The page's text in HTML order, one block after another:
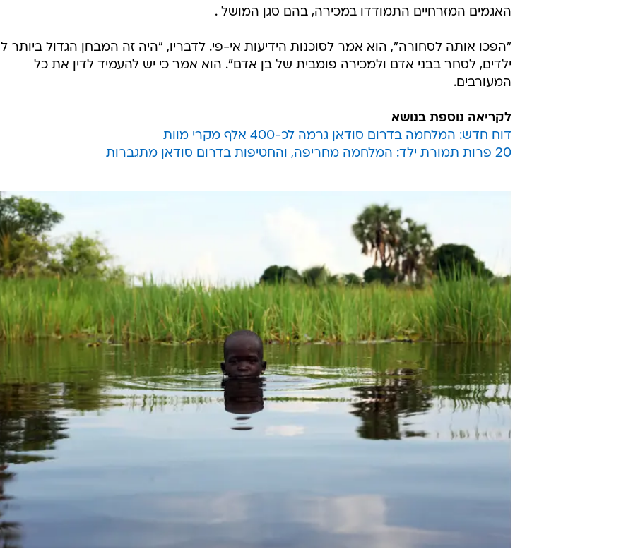
האגמים המזרחיים התמודדו במכירה, בהם סגן המושל .
"הפכו אותה לסחורה", הוא אמר לסוכנות הידיעות אי-פי. לדבריו, "היה זה המבחן הגדול ביותר
ילדים, לסחר בבני אדם ולמכירה פומבית של בן אדם". הוא אמר כי יש להעמיד לדין את כל
המעורבים.
לקריאה נוספת בנושא
דוח חדש: המלחמה בדרום סודאן גרמה לכ-400 אלף מקרי מוות
20 פרות תמורת ילד: המלחמה מחריפה, והחטיפות בדרום סודאן מתגברות